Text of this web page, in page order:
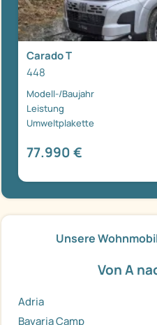
Carado T
448
Modell-/Baujahr
Leistung
Umweltplakette
77.990 €
Unsere
Von A
Adria
Bavaria Camp